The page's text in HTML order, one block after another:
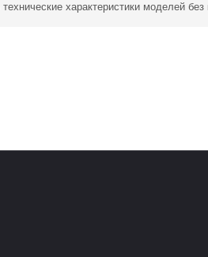
характеристики моделей